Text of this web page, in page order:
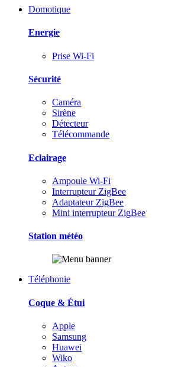
Domotique
Energie
Prise Wi-Fi
Sécurité
Caméra
Sirène
Détecteur
Télécommande
Eclairage
Ampoule Wi-Fi
Interrupteur ZigBee
Adaptateur ZigBee
Mini interrupteur ZigBee
Station météo
Téléphonie
Coque & Étui
Apple
Samsung
Huawei
Wiko